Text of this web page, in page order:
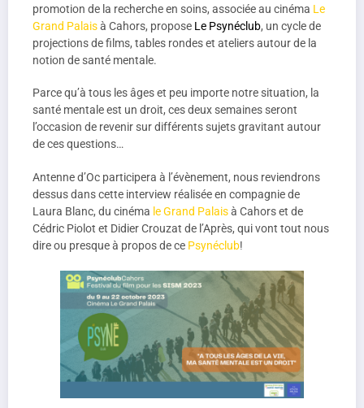
promotion de la recherche en soins, associée au cinéma Le
Grand Palaisà Cahors, propose Le Psynéclub, un cycle de
projections de films, tables rondes et ateliers autour de la
notion de santé mentale.
Parce qu’à tous les âges et peu importe notre situation, la
santé mentale est un droit, ces deux semaines seront
l’occasion de revenir sur différents sujets gravitant autour
de ces questions…
Antenne d’Oc participera à l’évènement, nous reviendrons
dessus dans cette interview réalisée en compagnie de
Laura Blanc, du cinéma le Grand Palaisà Cahors et de
Cédric Piolot et Didier Crouzat de l’Après, qui vont tout nous
dire ou presque à propos de ce Psynéclub!